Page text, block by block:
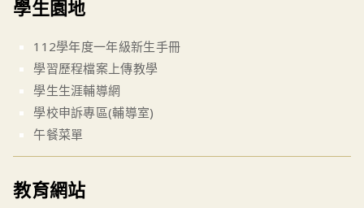
學生園地
112學年度一年級新生手冊
學習歷程檔案上傳教學
學生生涯輔導網
學校申訴專區(輔導室)
午餐菜單
教育網站